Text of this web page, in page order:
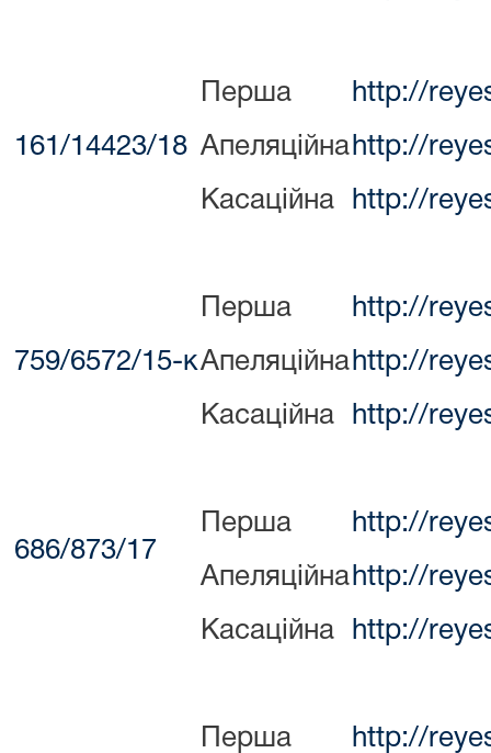
161/14423/18
Перша http://
Апеляційна http://
Касаційна http://
759/6572/15-к
Перша http://
Апеляційна http://
Касаційна http://
686/873/17
Перша http://
Апеляційна http://
Касаційна http://
Перша http://